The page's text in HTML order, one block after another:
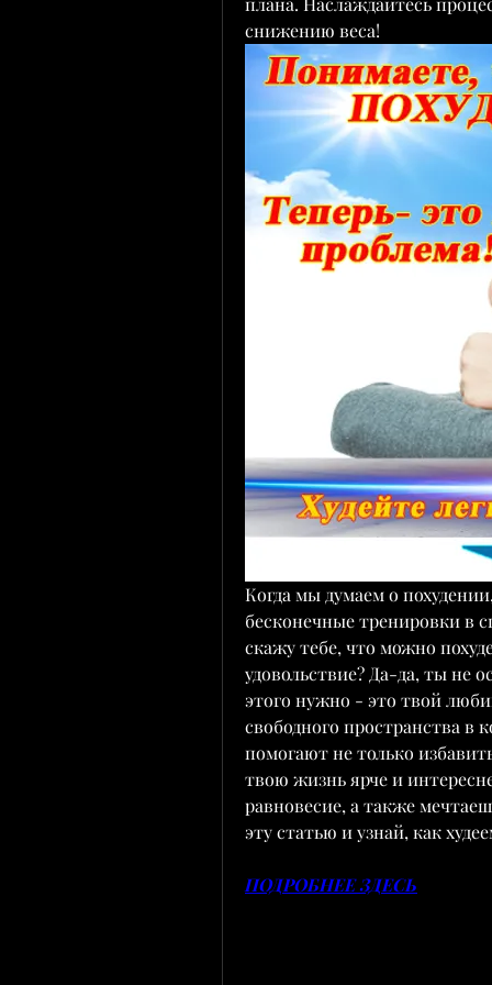
снижению веса!
Когда мы думаем о
бесконечные тренировки в
скажу тебе, что можно
удовольствие? Да-да, ты не
этого нужно - это твой
свободного пространства в
помогают не только
твою жизнь ярче и
равновесие, а также
эту статью и узнай, как
ПОДРОБНЕЕ ЗДЕСЬ